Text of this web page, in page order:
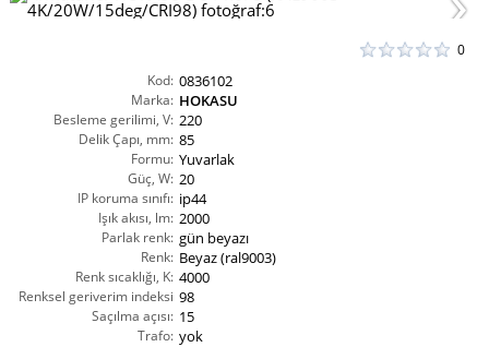
0
Kod: 0836102
Marka: HOKASU
Besleme gerilimi, V: 220
Delik Çapı, mm: 85
Formu: Yuvarlak
Güç, W: 20
IP koruma sınıfı: ip44
Işık akısı, lm: 2000
Parlak renk: gün beyazı
Renk: Beyaz (ral9003)
Renk sıcaklığı, K: 4000
Renksel geriverim indeksi
CRI(Ra):
98
Saçılma açısı: 15
Trafo: yok